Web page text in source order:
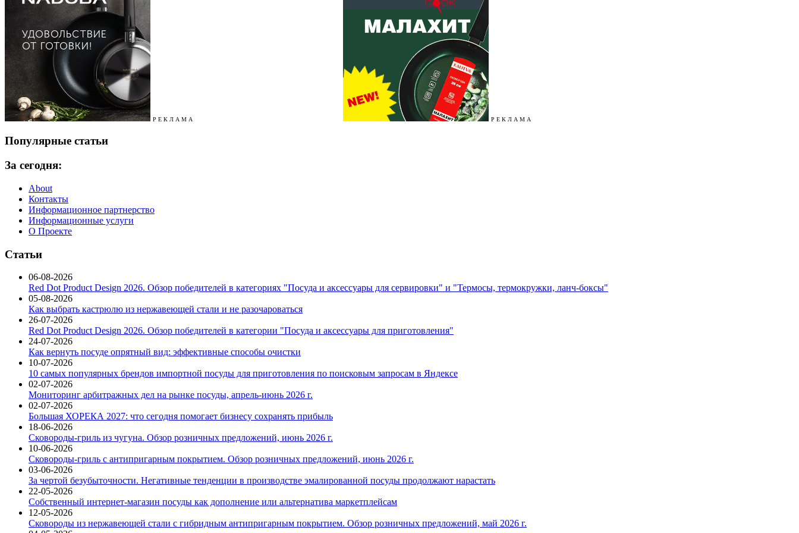
Р Е К Л А М А Р Е К Л А М А
Популярные статьи
За сегодня:
About
Контакты
Информационное партнерство
Информационные услуги
О Проекте
Статьи
06-08-2026
Red Dot Product Design 2026. Обзор победителей в категориях "Посуда и аксессуары для сервировки" и "Термосы, термокружки, ланч-боксы"
05-08-2026
Как выбрать кастрюлю из нержавеющей стали и не разочароваться
26-07-2026
Red Dot Product Design 2026. Обзор победителей в категории "Посуда и аксессуары для приготовления"
24-07-2026
Как вернуть посуде опрятный вид: эффективные способы очистки
10-07-2026
10 самых популярных брендов импортной посуды для приготовления по поисковым запросам в Яндексе
02-07-2026
Мониторинг арбитражных дел на рынке посуды, апрель-июнь 2026 г.
02-07-2026
Большая ХОРЕКА 2027: что сегодня помогает бизнесу сохранять прибыль
18-06-2026
Сковороды-гриль из чугуна. Обзор розничных предложений, июнь 2026 г.
10-06-2026
Сковороды-гриль с антипригарным покрытием. Обзор розничных предложений, июнь 2026 г.
03-06-2026
За чертой безубыточности. Негативные тенденции в производстве эмалированной посуды продолжают нарастать
22-05-2026
Собственный интернет-магазин посуды как дополнение или альтернатива маркетплейсам
12-05-2026
Сковороды из нержавеющей стали с гибридным антипригарным покрытием. Обзор розничных предложений, май 2026 г.